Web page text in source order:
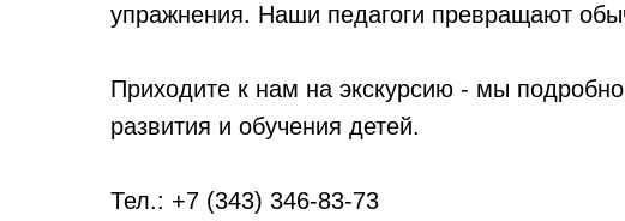
упражнения. Наши педагоги превращают
Приходите к нам на экскурсию - мы
развития и обучения детей.
Тел.: +7 (343) 346-83-73